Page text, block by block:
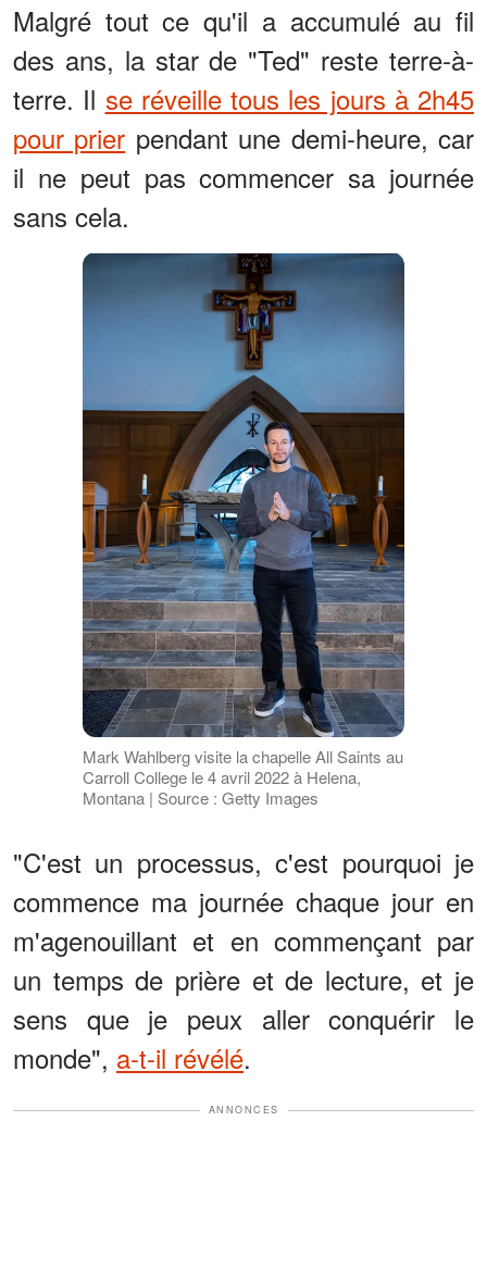
Malgré tout ce qu'il a accumulé au fil
des ans, la star de "Ted" reste terre-à-
terre. Il se réveille tous les jours à 2h45
pour prier pendant une demi-heure, car
il ne peut pas commencer sa journée
sans cela.
Mark Wahlberg visite la chapelle All Saints au
Carroll College le 4 avril 2022 à Helena,
Montana | Source : Getty Images
"C'est un processus, c'est pourquoi je
commence ma journée chaque jour en
m'agenouillant et en commençant par
un temps de prière et de lecture, et je
sens que je peux aller conquérir le
monde", a-t-il révélé.
ANNONCES